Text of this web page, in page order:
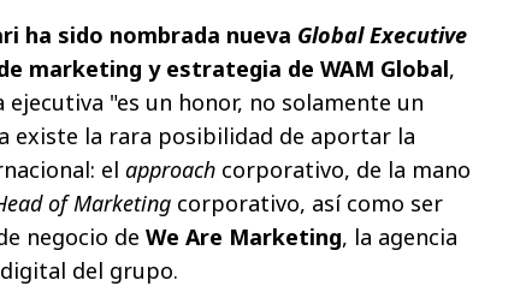
ha sido nombrada nueva Global Executive
marketing y estrategia de WAM Global,
"es un honor, no solamente un
existe la rara posibilidad de aportar la
el approach corporativo, de la mano
of Marketing corporativo, así como ser
negocio de We Are Marketing, la agencia
del grupo.